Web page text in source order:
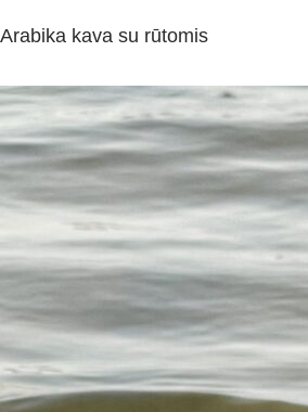
Arabika kava su rūtomis